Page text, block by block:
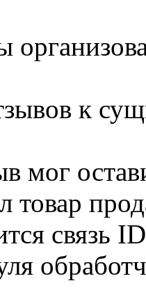
к
мог
товар
связь